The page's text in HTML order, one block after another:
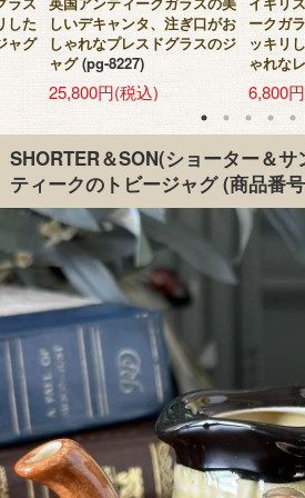
した
ャグ
しいデキャンタ、注ぎ口がお
しゃれなプレスドグラスのジ
ャグ (pg-8227)
25,800円(税込)
ークガ
ッキリ
ゃれな
8520-z)
6,800
SHORTER＆SON(ショーター＆
ティークのトビージャグ(商品番